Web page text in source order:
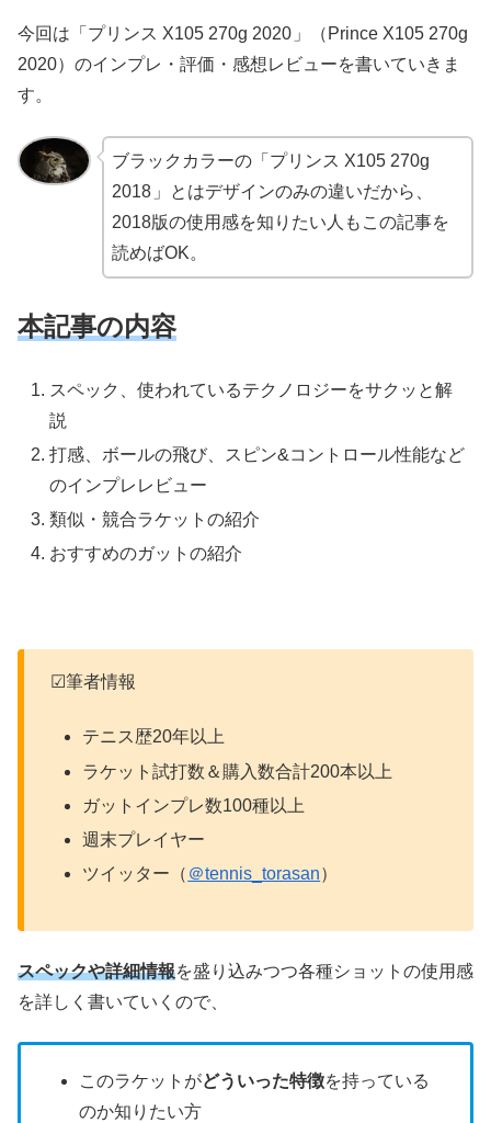
今回は「プリンス X105 270g 2020 」（Prince X105 270g
2020）のインプレ・評価・感想レビューを書いていきま
す。
ブラックカラーの「プリンス X105 270g
2018 」とはデザインのみの違いだから、
2018版の使用感を知りたい人もこの記事を
読めばOK。
本記事の内容
スペック、使われているテクノロジーをサクッと解
説
打感、ボールの飛び、スピン&コントロール性能など
のインプレレビュー
類似・競合ラケットの紹介
おすすめのガットの紹介
☑筆者情報
テニス歴20年以上
ラケット試打数＆購入数合計200本以上
ガットインプレ数100種以上
週末プレイヤー
ツイッター（ ＠tennis_torasan）
スペックや詳細情報を盛り込みつつ各種ショットの使用感
を詳しく書いていくので、
このラケットがどういった特徴を持っている
のか知りたい方